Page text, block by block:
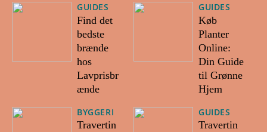
GUIDES
Find det
bedste
brænde
hos
Lavprisbr
ænde
BYGGERI
Travertin
GUIDES
Køb
Planter
Online:
Din Guide
til Grønne
Hjem
GUIDES
Travertin